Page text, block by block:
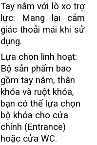
Tay nắm với lò xo trợ
lực: Mang lại cảm
giác thoải mái khi sử
dụng.
Lựa chọn linh hoạt:
Bộ sản phẩm bao
gồm tay nắm, thân
khóa và ruột khóa,
bạn có thể lựa chọn
bộ khóa cho cửa
chính (Entrance)
hoặc cửa WC.